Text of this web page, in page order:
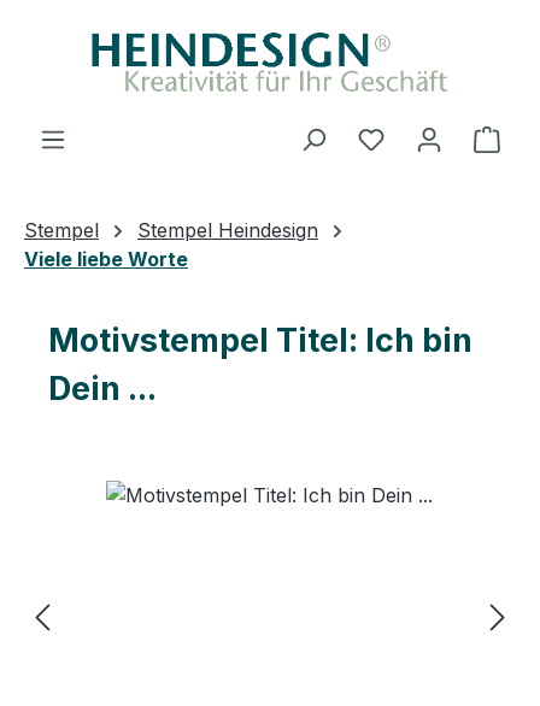
Zum Hauptinhalt springen
Stempel
Stempel Heindesign
Viele liebe Worte
Motivstempel Titel: Ich bin
Dein ...
Bildergalerie überspringen